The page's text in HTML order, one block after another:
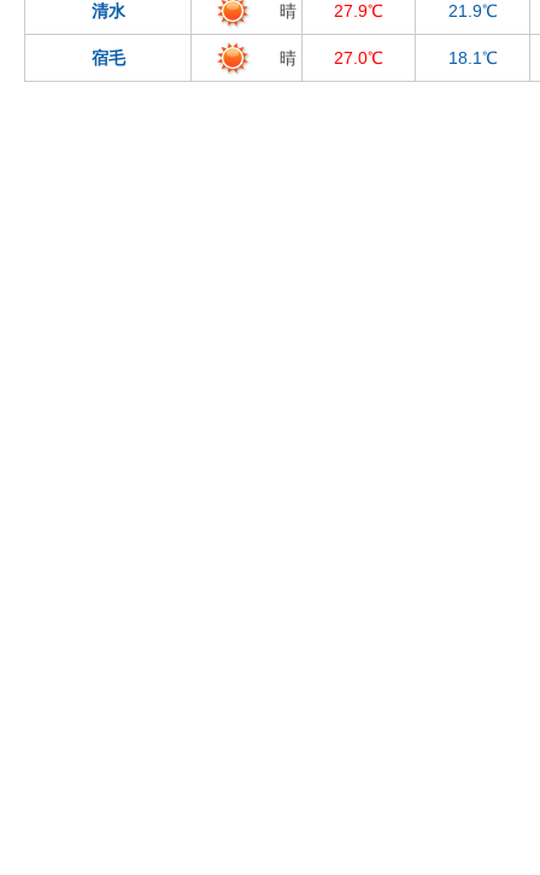
清水 晴 27.9℃ 21.9℃
宿毛 晴 27.0℃ 18.1℃